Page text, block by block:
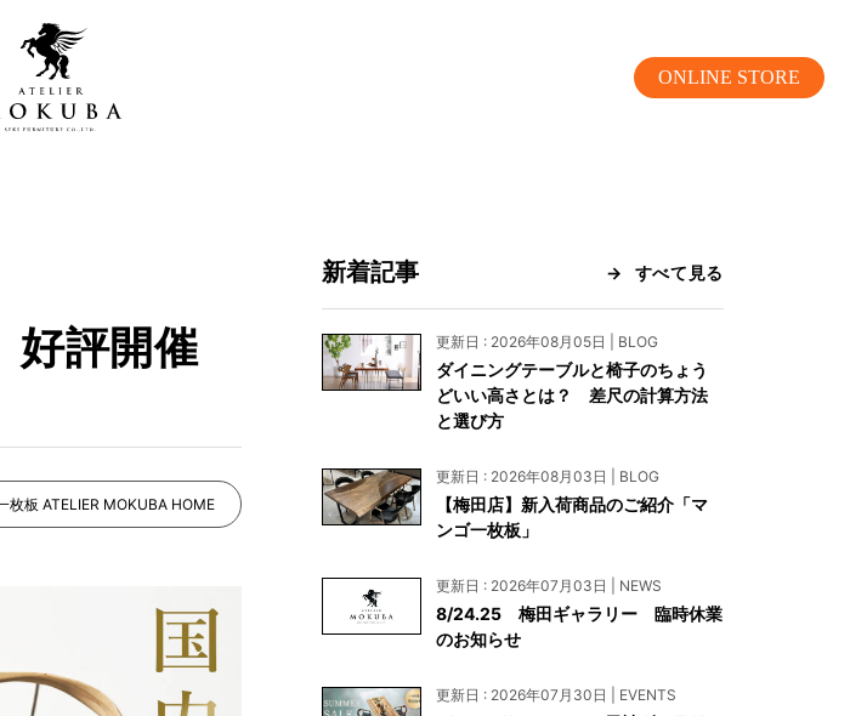
ONLINE STORE
新入荷情報
納品事例
納品事例（住宅・インテリア）
納品事例（店舗・オフィス）
コーディネート集
INFORMATION
よくあるご質問
お問い合わせ
資料請求
工務店様・設計会社様向けお問い合わせ
一枚板買い取りに関して
評開催
枚板 ATELIER MOKUBA HOME
新着記事 すべて見る
更新日 : 2026年08月05日 | BLOG
ダイニングテーブルと椅子のちょう
どいい高さとは？ 差尺の計算方法
と選び方
更新日 : 2026年08月03日 | BLOG
【梅田店】新入荷商品のご紹介「マ
ンゴ一枚板」
更新日 : 2026年07月03日 | NEWS
8/24.25 梅田ギャラリー 臨時休業
のお知らせ
更新日 : 2026年07月30日 | EVENTS